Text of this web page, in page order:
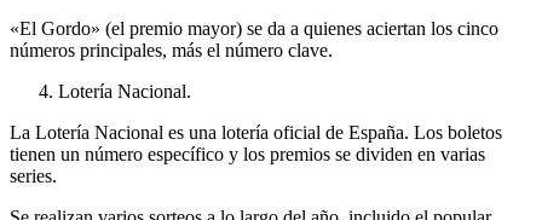
«El Gordo» (el premio mayor) se da a quienes aciertan los cinco
números principales, más el número clave.
Lotería Nacional.
La Lotería Nacional es una lotería oficial de España. Los boletos
tienen un número específico y los premios se dividen en varias
series.